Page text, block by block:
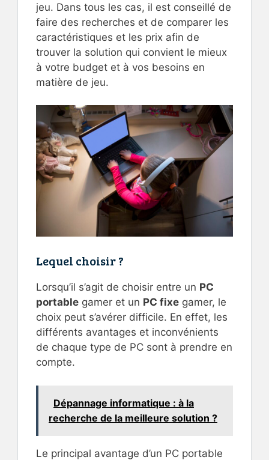
jeu. Dans tous les cas, il est conseillé de
faire des recherches et de comparer les
caractéristiques et les prix afin de
trouver la solution qui convient le mieux
à votre budget et à vos besoins en
matière de jeu.
Lequel choisir ?
Lorsqu’il s’agit de choisir entre un PC
portable gamer et un PC fixe gamer, le
choix peut s’avérer difficile. En effet, les
différents avantages et inconvénients
de chaque type de PC sont à prendre en
compte.
Dépannage informatique : à la
recherche de la meilleure solution ?
Le principal avantage d’un PC portable